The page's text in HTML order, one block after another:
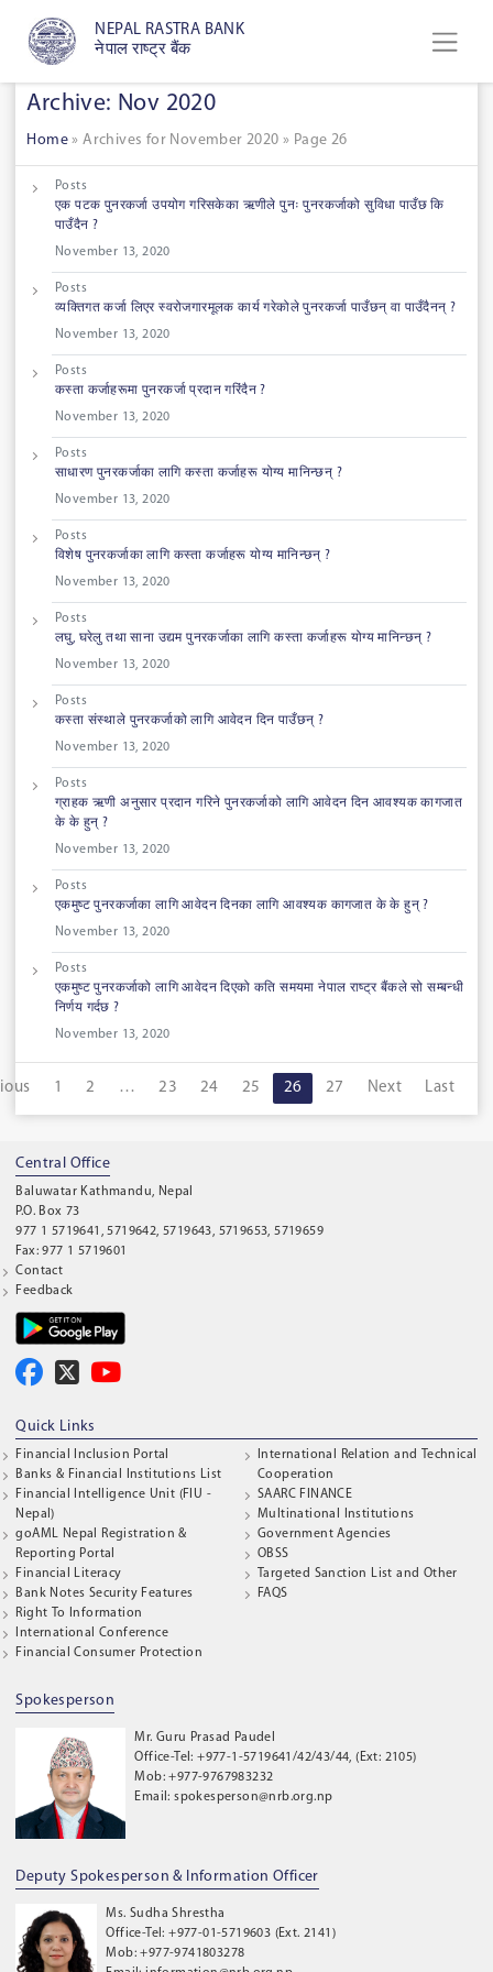
NEPAL RASTRA BANK
नेपाल राष्ट्र बैंक
Archive: Nov 2020
Home »Archives for November 2020 » Page 26
Posts
एक पटक पुनरकर्जा उपयोग गरिसकेका ऋणीले पुनः पुनरकर्जाको सुविधा पाउँछ कि
पाउँदैन ?
November 13, 2020
Posts
व्यक्तिगत कर्जा लिएर स्वरोजगारमूलक कार्य गरेकोले पुनरकर्जा पाउँछन् वा पाउँदैनन् ?
November 13, 2020
Posts
कस्ता कर्जाहरूमा पुनरकर्जा प्रदान गरिंदैन ?
November 13, 2020
Posts
साधारण पुनरकर्जाका लागि कस्ता कर्जाहरू योग्य मानिन्छन् ?
November 13, 2020
Posts
विशेष पुनरकर्जाका लागि कस्ता कर्जाहरू योग्य मानिन्छन् ?
November 13, 2020
Posts
लघु, घरेलु तथा साना उद्यम पुनरकर्जाका लागि कस्ता कर्जाहरू योग्य मानिन्छन् ?
November 13, 2020
Posts
कस्ता संस्थाले पुनरकर्जाको लागि आवेदन दिन पाउँछन् ?
November 13, 2020
Posts
ग्राहक ऋणी अनुसार प्रदान गरिने पुनरकर्जाको लागि आवेदन दिन आवश्यक कागजात
के के हुन् ?
November 13, 2020
Posts
एकमुष्ट पुनरकर्जाका लागि आवेदन दिनका लागि आवश्यक कागजात के के हुन् ?
November 13, 2020
Posts
एकमुष्ट पुनरकर्जाको लागि आवेदन दिएको कति समयमा नेपाल राष्ट्र बैंकले सो सम्बन्धी
निर्णय गर्दछ ?
November 13, 2020
1 2 … 23 24 25 26 27 Next Last
Central Office
Baluwatar Kathmandu, Nepal
P.O. Box 73
977 1 5719641, 5719642, 5719643, 5719653, 5719659
Fax: 977 1 5719601
Contact
Feedback
Quick Links
Financial Inclusion Portal
Banks & Financial Institutions List
Financial Intelligence Unit (FIU -
Nepal)
goAML Nepal Registration &
Reporting Portal
Financial Literacy
Bank Notes Security Features
Right To Information
International Conference
Financial Consumer Protection
International Relation and Technical
Cooperation
SAARC FINANCE
Multinational Institutions
Government Agencies
OBSS
Targeted Sanction List and Other
FAQS
Spokesperson
Mr. Guru Prasad Paudel
Office-Tel: +977-1-5719641/42/43/44, (Ext: 2105)
Mob: +977-9767983232
Email: spokesperson@nrb.org.np
Deputy Spokesperson & Information Officer
Ms. Sudha Shrestha
Office-Tel: +977-01-5719603 (Ext. 2141)
Mob: +977-9741803278